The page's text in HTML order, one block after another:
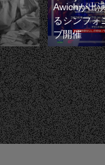
Awichが出
るシンフォ
ブ開催